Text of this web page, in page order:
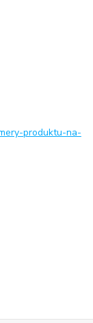
produktu-na-